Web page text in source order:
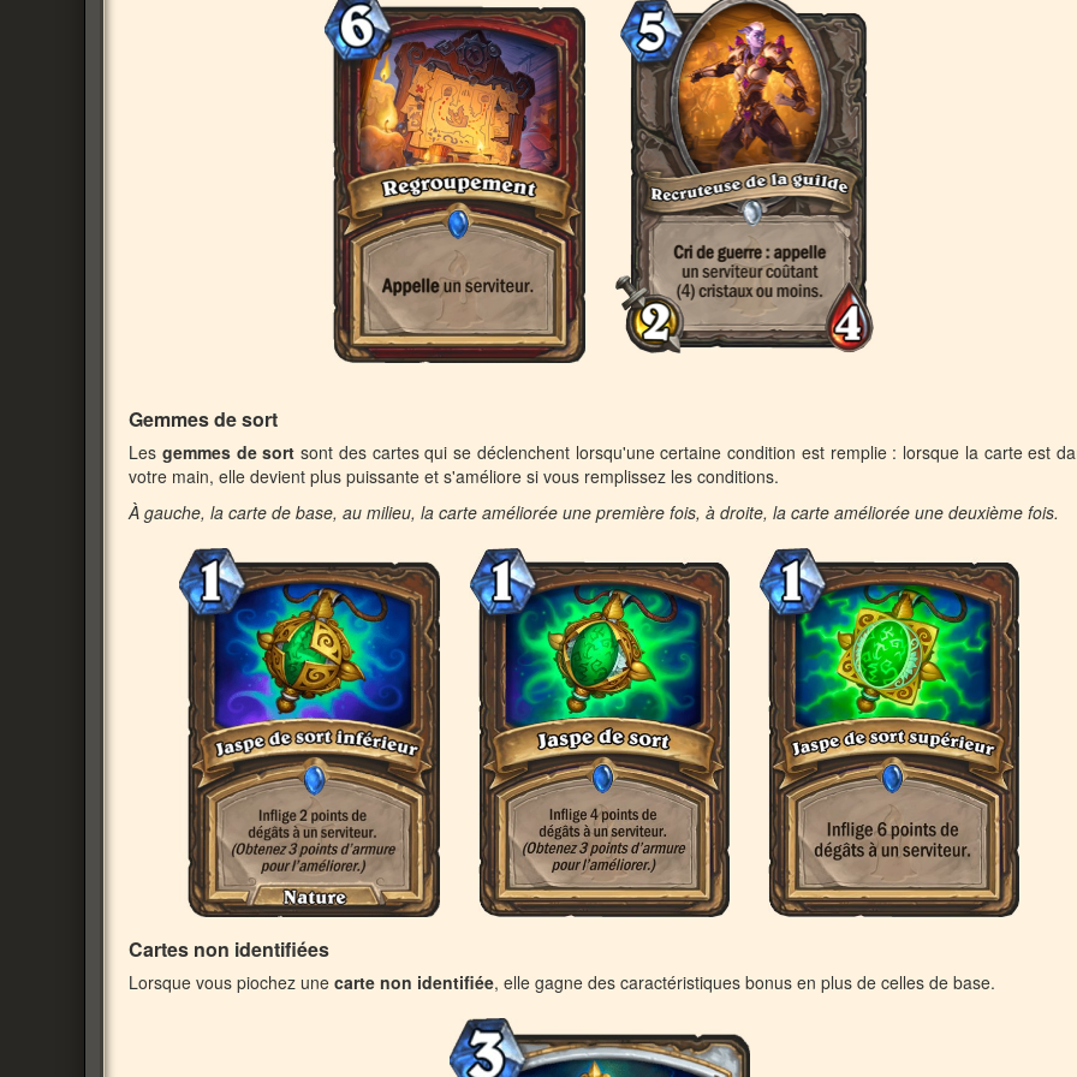
Gemmes de sort
Les gemmes de sort sont des cartes qui se déclenchent lorsqu'une certaine condition est remplie : lorsque la carte est
votre main, elle devient plus puissante et s'améliore si vous remplissez les conditions.
À gauche, la carte de base, au milieu, la carte améliorée une première fois, à droite, la carte améliorée une deuxième fois.
Cartes non identifiées
Lorsque vous piochez une carte non identifiée, elle gagne des caractéristiques bonus en plus de celles de base.